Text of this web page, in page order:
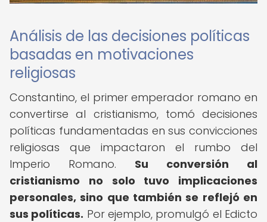
Análisis de las decisiones políticas
basadas en motivaciones
religiosas
Constantino, el primer emperador romano en
convertirse al cristianismo, tomó decisiones
políticas fundamentadas en sus convicciones
religiosas que impactaron el rumbo del
Imperio Romano. Su conversión al
cristianismo no solo tuvo implicaciones
personales, sino que también se reflejó en
sus políticas. Por ejemplo, promulgó el Edicto